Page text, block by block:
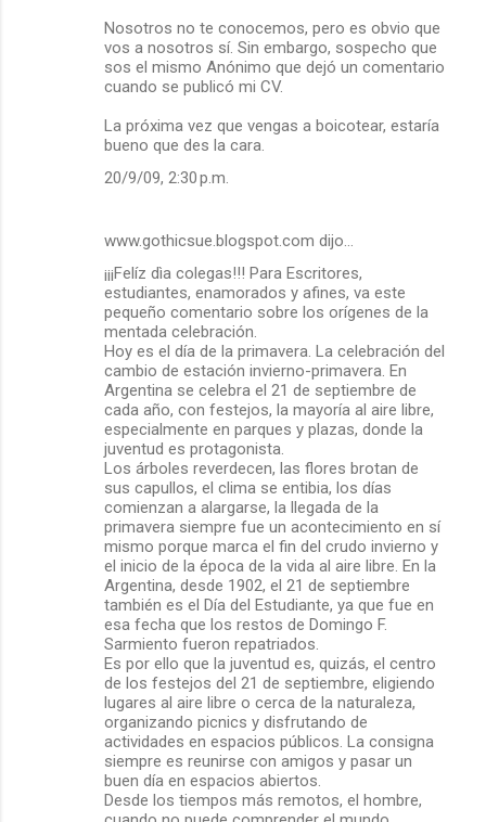
Nosotros no te conocemos, pero es obvio que
vos a nosotros sí. Sin embargo, sospecho que
sos el mismo Anónimo que dejó un comentario
cuando se publicó mi CV.
La próxima vez que vengas a boicotear, estaría
bueno que des la cara.
20/9/09, 2:30 p.m.
www.gothicsue.blogspot.com dijo…
¡¡¡Felíz dìa colegas!!! Para Escritores,
estudiantes, enamorados y afines, va este
pequeño comentario sobre los orígenes de la
mentada celebración.
Hoy es el día de la primavera. La celebración del
cambio de estación invierno-primavera. En
Argentina se celebra el 21 de septiembre de
cada año, con festejos, la mayoría al aire libre,
especialmente en parques y plazas, donde la
juventud es protagonista.
Los árboles reverdecen, las flores brotan de
sus capullos, el clima se entibia, los días
comienzan a alargarse, la llegada de la
primavera siempre fue un acontecimiento en sí
mismo porque marca el fin del crudo invierno y
el inicio de la época de la vida al aire libre. En la
Argentina, desde 1902, el 21 de septiembre
también es el Día del Estudiante, ya que fue en
esa fecha que los restos de Domingo F.
Sarmiento fueron repatriados.
Es por ello que la juventud es, quizás, el centro
de los festejos del 21 de septiembre, eligiendo
lugares al aire libre o cerca de la naturaleza,
organizando picnics y disfrutando de
actividades en espacios públicos. La consigna
siempre es reunirse con amigos y pasar un
buen día en espacios abiertos.
Desde los tiempos más remotos, el hombre,